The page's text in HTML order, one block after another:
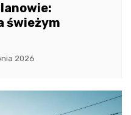
świeżym
2026